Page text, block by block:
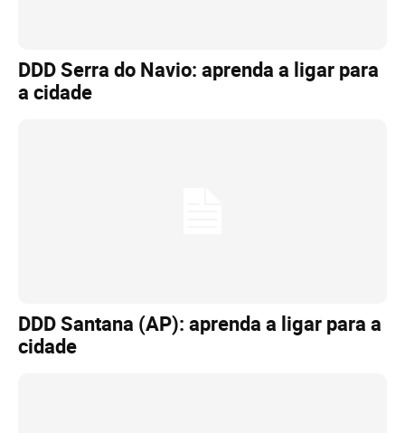
DDD Serra do Navio: aprenda a ligar para
a cidade
DDD Santana (AP): aprenda a ligar para a
cidade